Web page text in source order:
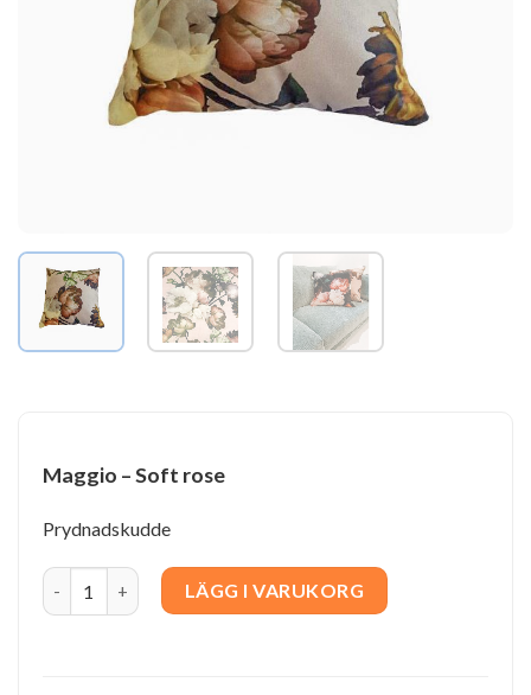
Maggio – Soft rose
Prydnadskudde
Maggio - Soft rose quantityLÄGG I VARUKORG